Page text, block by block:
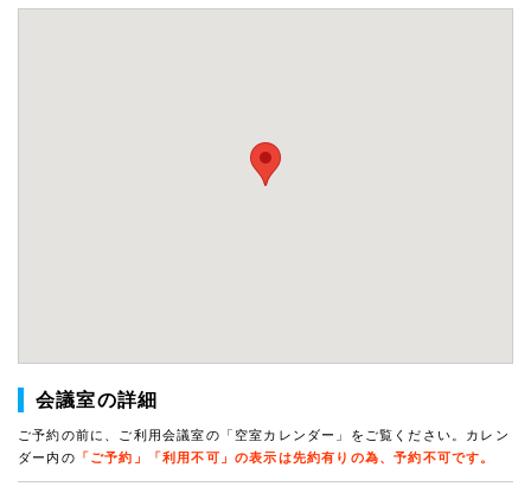
会議室の詳細
ご予約の前に、ご利用会議室の「空室カレンダー」をご覧ください。カレン
ダー内の 「ご予約」「利用不可」の表示は先約有りの為、予約不可です。